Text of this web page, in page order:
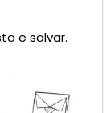
e salvar.